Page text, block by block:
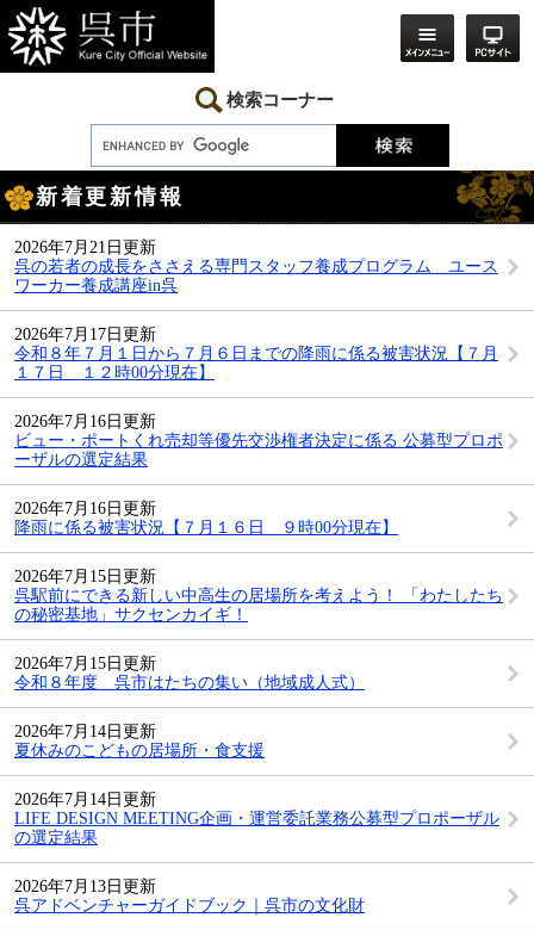
ー
ジ
の
ニ
ュ
ー
て
本
文
へ
検索コーナー
文
新着更新情報
2026年7月21日更新
呉の若者の成長をささえる専門スタッフ養成プログラム ユース
ワーカー養成講座in呉
2026年7月17日更新
令和８年７月１日から７月６日までの降雨に係る被害状況【７月
１７日 １２時00分現在】
2026年7月16日更新
ビュー・ポートくれ売却等優先交渉権者決定に係る 公募型プロポ
ーザルの選定結果
2026年7月16日更新
降雨に係る被害状況【７月１６日 ９時00分現在】
2026年7月15日更新
呉駅前にできる新しい中高生の居場所を考えよう！ 「わたしたち
の秘密基地」サクセンカイギ！
2026年7月15日更新
令和８年度 呉市はたちの集い（地域成人式）
2026年7月14日更新
夏休みのこどもの居場所・食支援
2026年7月14日更新
LIFE DESIGN MEETING企画・運営委託業務公募型プロポーザル
の選定結果
2026年7月13日更新
呉アドベンチャーガイドブック｜呉市の文化財